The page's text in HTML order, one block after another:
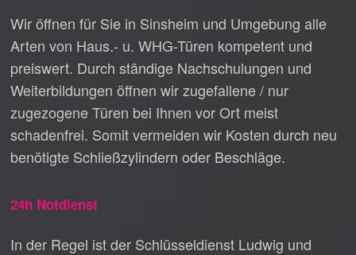
Wir öffnen für Sie in Sinsheim und Umgebung alle
Arten von Haus.- u. WHG-Türen kompetent und
preiswert. Durch ständige Nachschulungen und
Weiterbildungen öffnen wir zugefallene / nur
zugezogene Türen bei Ihnen vor Ort meist
schadenfrei. Somit vermeiden wir Kosten durch neu
benötigte Schließzylindern oder Beschläge.
24h Notdienst
In der Regel ist der Schlüsseldienst Ludwig und